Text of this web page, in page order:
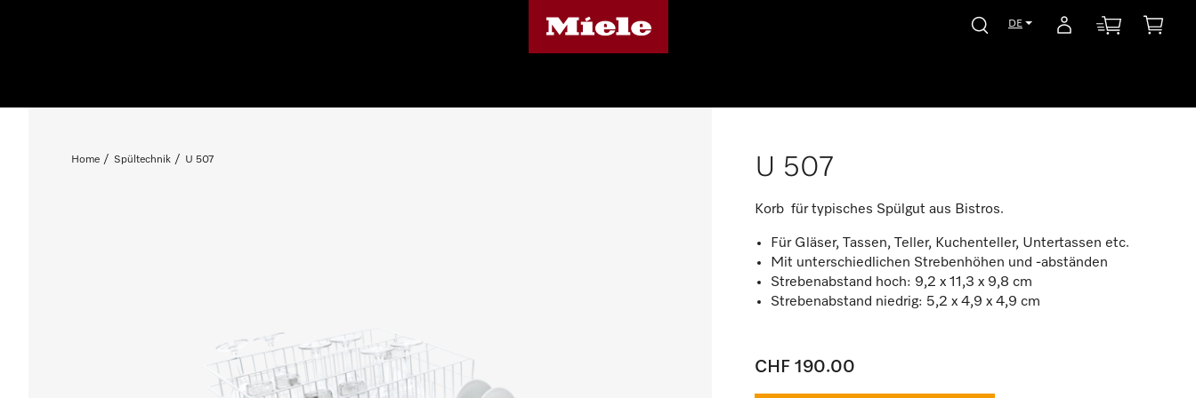
DE
Home Spültechnik U 507 U 507
Korb für typisches Spülgut aus Bistros.
Für Gläser, Tassen, Teller, Kuchenteller, Untertassen etc.
Mit unterschiedlichen Strebenhöhen und -abständen
Strebenabstand hoch: 9,2 x 11,3 x 9,8 cm
Strebenabstand niedrig: 5,2 x 4,9 x 4,9 cm
CHF 190.00